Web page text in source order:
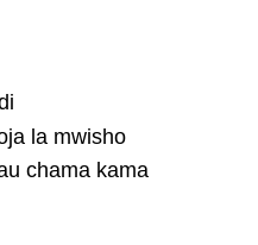
la mwisho
chama kama